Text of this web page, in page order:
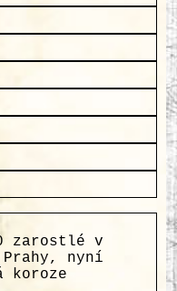
zarostlé v
nyní
koroze